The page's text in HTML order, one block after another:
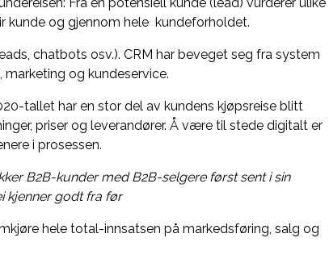
kunde og gjennom hele kundeforholdet.
chatbots osv.). CRM har beveget seg fra system
og kundeservice.
tallet har en stor del av kundens kjøpsreise blitt
priser og leverandører. Å være til stede digitalt er
i prosessen.
B2B-kunder med B2B-selgere først sent i sin
kjenner godt fra før
hele total-innsatsen på markedsføring, salg og